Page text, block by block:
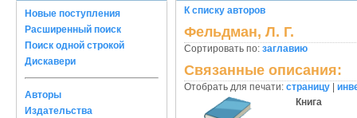
Новые поступления
Расширенный поиск
Поиск одной строкой
Дискавери
Авторы
Издательства
К списку авторов
Фельдман, Л. Г.
Сортировать по: заглавию
Связанные описания:
Отобрать для печати: страницу
Книга